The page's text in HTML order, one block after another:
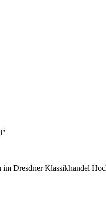
Dresdner Klassikhandel